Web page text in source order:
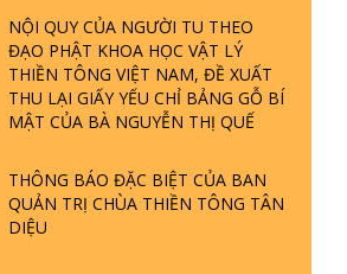
NỘI QUY CỦA NGƯỜI TU THEO
ĐẠO PHẬT KHOA HỌC VẬT LÝ
THIỀN TÔNG VIỆT NAM, ĐỀ XUẤT
THU LẠI GIẤY YẾU CHỈ BẢNG GỖ BÍ
MẬT CỦA BÀ NGUYỄN THỊ QUẾ
THÔNG BÁO ĐẶC BIỆT CỦA BAN
QUẢN TRỊ CHÙA THIỀN TÔNG TÂN
DIỆU
ĐỨC CHÚA TRỜI LÀ AI? QUỶ SA
TĂNG? | TTTD
GIẢI ĐÁP THIỀN TÔNG ĐẶC BIỆT P22
- TẠI SAO TRÁI ĐẤT NHIỀU THIÊN TAI
- LŨ LỤT - HỎA HOẠN | TTTD
GIẢI ĐÁP THIỀN TÔNG ĐẶC BIỆT P21
- TẠI SAO ĐỨC PHẬT BƯỚC ĐI 7
BƯỚC TRÊN HOA SEN ? | TTTD